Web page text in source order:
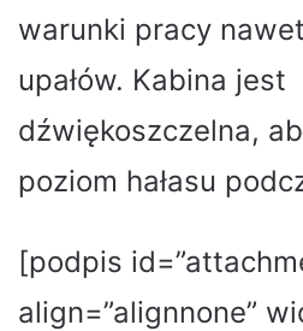
warunki pracy
upałów. Kabina jest
dźwiękoszczelna,
poziom hałasu
[podpis
align=”alignnone”